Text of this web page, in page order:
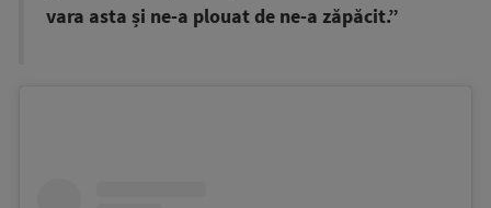
vara asta și ne-a plouat de ne-a zăpăcit.”